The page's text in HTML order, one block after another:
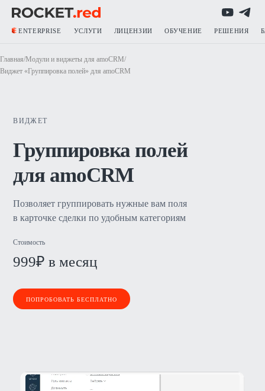
ENTERPRISE УСЛУГИ ЛИЦЕНЗИИ ОБУЧЕНИЕ РЕШЕНИЯ
ВИДЖЕТ
Группировка полей
для amoCRM
Позволяет группировать нужные вам поля
в карточке сделки по удобным категориям
Стоимость
999₽ в месяц
ПОПРОБОВАТЬ БЕСПЛАТНО
Главная/Модули и виджеты для amoCRM/
Виджет «Группировка полей» для amoCRM